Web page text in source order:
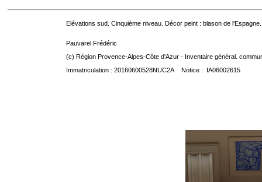
Elévations sud. Cinquième niveau. Décor peint : blason de l'Espagne.
Pauvarel Frédéric
(c) Région Provence-Alpes-Côte d'Azur - Inventaire général.
Immatriculation : 20160600528NUC2A Notice : IA06002615